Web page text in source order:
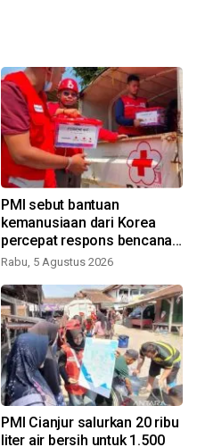
PMI sebut bantuan
kemanusiaan dari Korea
percepat respons bencana
nasional
Rabu, 5 Agustus 2026
PMI Cianjur salurkan 20 ribu
liter air bersih untuk 1.500